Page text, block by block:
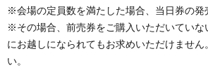
※会場の定員数を満たした場合、当日券の発
※その場合、前売券をご購入いただいていな
にお越しになられてもお求めいただけません
い。